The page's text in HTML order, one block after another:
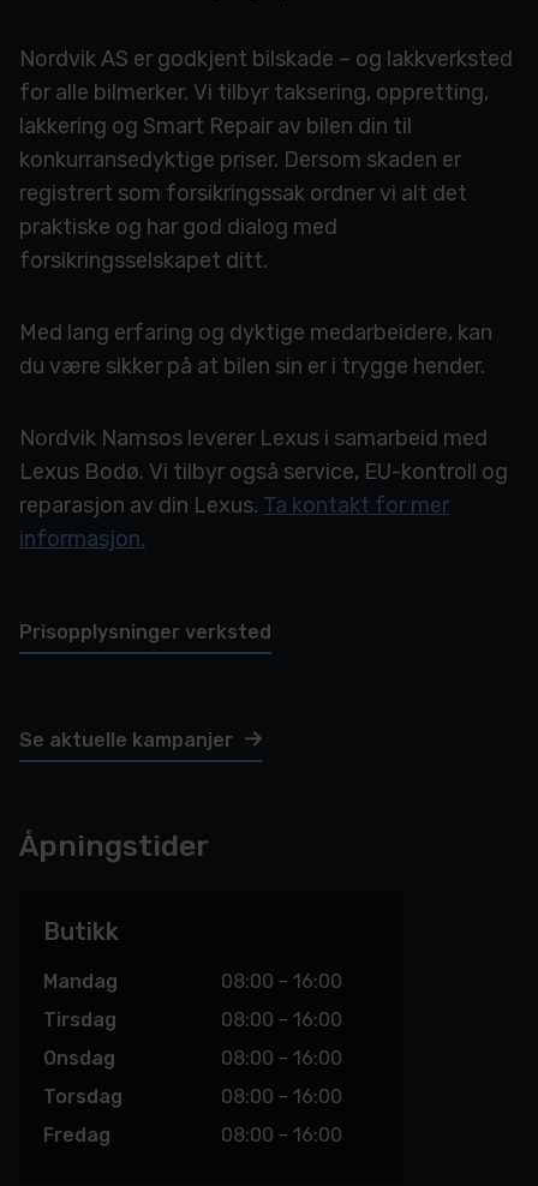
Nordvik AS er godkjent bilskade – og lakkverksted
for alle bilmerker. Vi tilbyr taksering, oppretting,
lakkering og Smart Repair av bilen din til
konkurransedyktige priser. Dersom skaden er
registrert som forsikringssak ordner vi alt det
praktiske og har god dialog med
forsikringsselskapet ditt.
Med lang erfaring og dyktige medarbeidere, kan
du være sikker på at bilen sin er i trygge hender.
Nordvik Namsos leverer Lexus i samarbeid med
Lexus Bodø. Vi tilbyr også service, EU-kontroll og
reparasjon av din Lexus. Ta kontakt for mer
informasjon.
Prisopplysninger verksted
Se aktuelle kampanjer
Åpningstider
Butikk
Mandag
08:00 - 16:00
Tirsdag
08:00 - 16:00
Onsdag
08:00 - 16:00
Torsdag
08:00 - 16:00
Fredag
08:00 - 16:00